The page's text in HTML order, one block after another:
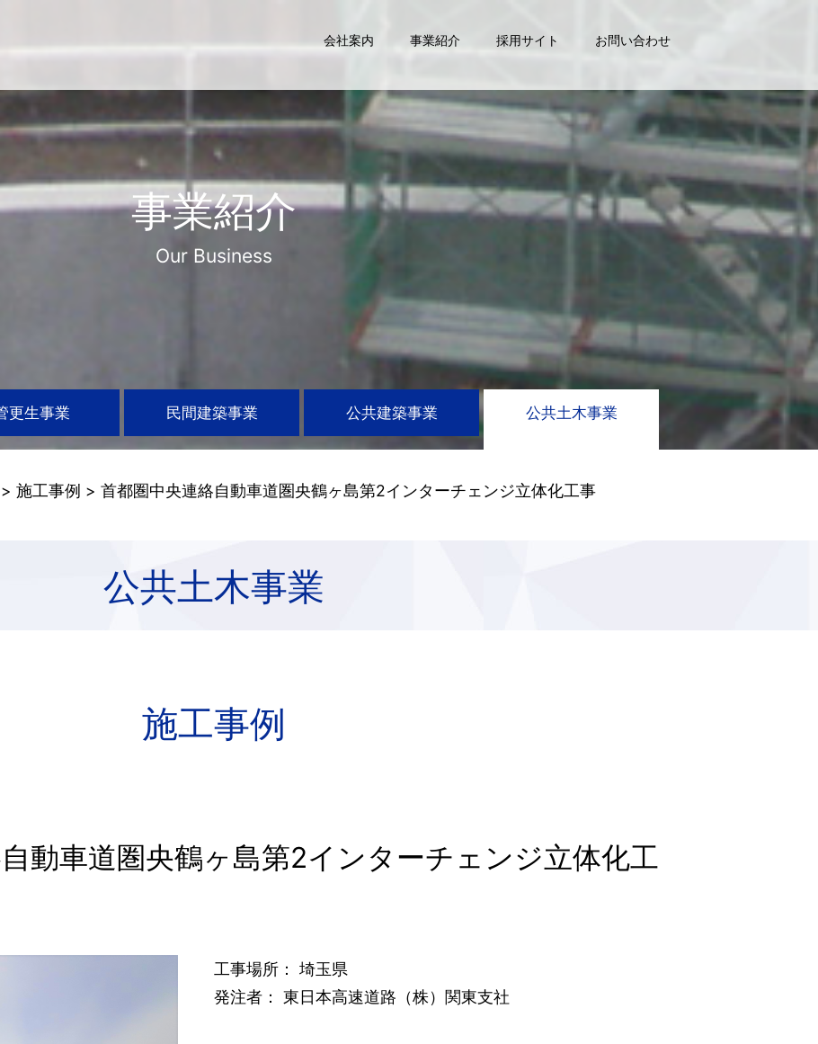
会社案内 事業紹介 採用サイト お問い合わせ
事業紹介
Our Business
更生事業 民間建築事業 公共建築事業 公共土木事業
> 施工事例 > 首都圏中央連絡自動車道圏央鶴ヶ島第2インターチェンジ立体化工事
公共土木事業
施工事例
動車道圏央鶴ヶ島第2インターチェンジ立体化工
工事場所： 埼玉県
発注者： 東日本高速道路（株）関東支社